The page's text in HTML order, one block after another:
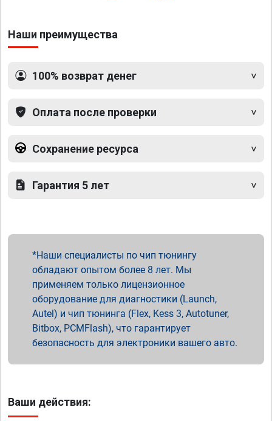
Наши преимущества
100% возврат денег
Оплата после проверки
Сохранение ресурса
Гарантия 5 лет
Наши специалисты по чип тюнингу
обладают опытом более 8 лет. Мы
применяем только лицензионное
оборудование для диагностики (Launch,
Autel) и чип тюнинга (Flex, Kess 3, Autotuner,
Bitbox, PCMFlash), что гарантирует
безопасность для электроники вашего авто.
Ваши действия: